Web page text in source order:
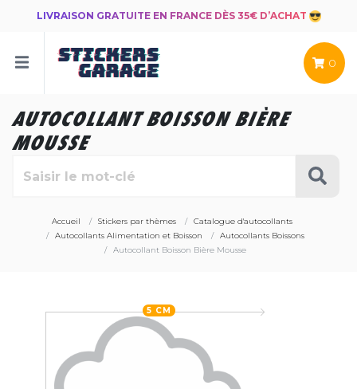
LIVRAISON GRATUITE EN FRANCE DÈS 35€ D’ACHAT
0
AUTOCOLLANT BOISSON BIÈRE
MOUSSE
Accueil Stickers par thèmes
Catalogue d'autocollants
Autocollants Alimentation et Boisson
Autocollants Boissons
Autocollant Boisson Bière Mousse
5 CM